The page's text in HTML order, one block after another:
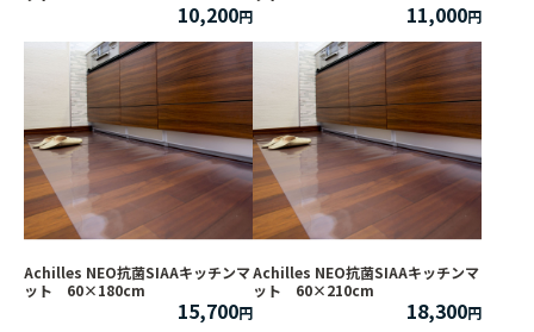
10,200 11,000
Achilles NEO抗菌SIAAキッチンマ
ット 60×180cm
15,700
Achilles NEO抗菌SIAAキッチンマ
ット 60×210cm
18,300